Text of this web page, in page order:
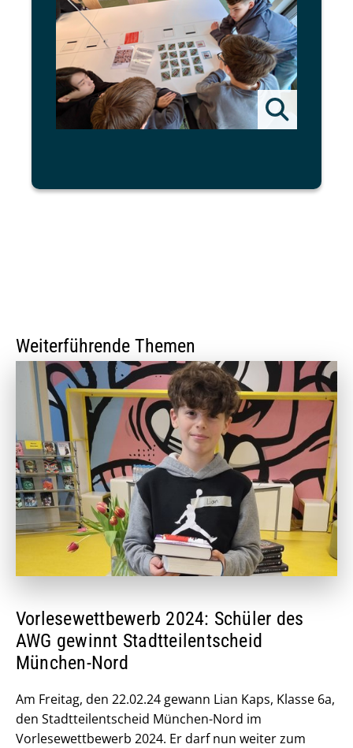
Weiterführende Themen
Vorlesewettbewerb 2024: Schüler des
AWG gewinnt Stadtteilentscheid
München-Nord
Am Freitag, den 22.02.24 gewann Lian Kaps, Klasse 6a,
den Stadtteilentscheid München-Nord im
Vorlesewettbewerb 2024. Er darf nun weiter zum